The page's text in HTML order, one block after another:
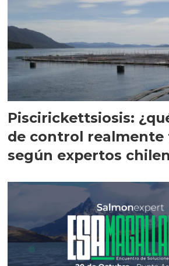
Piscirickettsiosis:
de control realmente
según expertos